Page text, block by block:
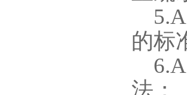
的标
法；